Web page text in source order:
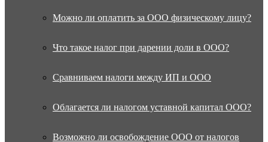
Можно ли оплатить за ООО физическому лицу?
Что такое налог при дарении доли в ООО?
Сравниваем налоги между ИП и ООО
Облагается ли налогом уставной капитал ООО?
Возможно ли освобождение ООО от налогов